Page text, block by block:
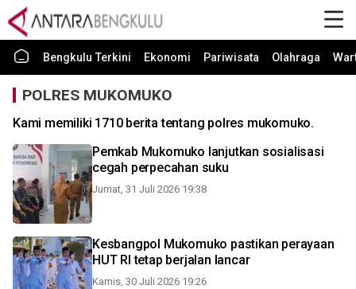
Bengkulu Terkini Ekonomi Pariwisata Olahraga
POLRES MUKOMUKO
Kami memiliki 1710 berita tentang polres mukomuko.
Pemkab Mukomuko lanjutkan sosialisasi
cegah perpecahan suku
Jumat, 31 Juli 2026 19:38
Kesbangpol Mukomuko pastikan perayaan
HUT RI tetap berjalan lancar
Kamis, 30 Juli 2026 19:26